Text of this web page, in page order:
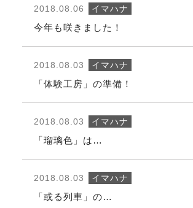
2018.08.06 イマハナ
今年も咲きました！
2018.08.03 イマハナ
「体験工房」の準備！
2018.08.03 イマハナ
「瑠璃色」は…
2018.08.03 イマハナ
「或る列車」の…